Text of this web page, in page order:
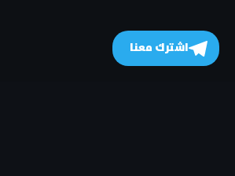
اشترك معنا